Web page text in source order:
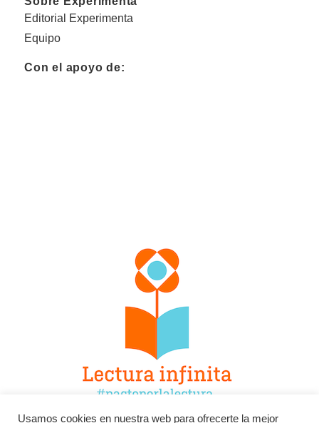
Editorial Experimenta
Equipo
Con el apoyo de:
Usamos cookies en nuestra web para ofrecerte la mejor